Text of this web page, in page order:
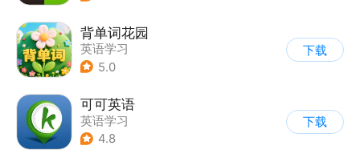
背单词花园
英语学习
5.0
下载
可可英语
英语学习
4.8
下载